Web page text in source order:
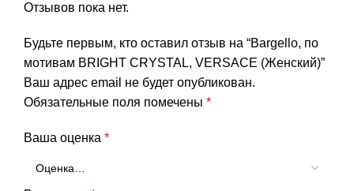
Отзывов пока нет.
Будьте первым, кто оставил отзыв на “Bargello, по
мотивам BRIGHT CRYSTAL, VERSACE (Женский)”
Ваш адрес email не будет опубликован.
Обязательные поля помечены *
Ваша оценка *